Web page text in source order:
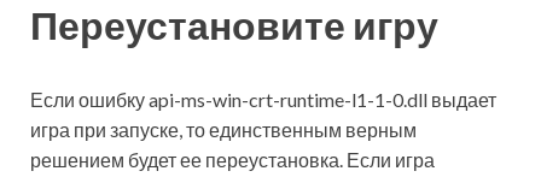
Переустановите игру
Если ошибку api-ms-win-crt-runtime-l1-1-0.dll выдает
игра при запуске, то единственным верным
решением будет ее переустановка. Если игра